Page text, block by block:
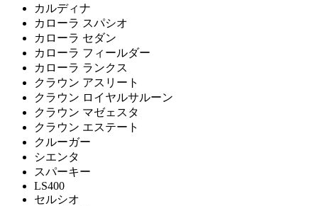
カルディナ
カローラ スパシオ
カローラ セダン
カローラ フィールダー
カローラ ランクス
クラウン アスリート
クラウン ロイヤルサルーン
クラウン マゼェスタ
クラウン エステート
クルーガー
シエンタ
スパーキー
LS400
セルシオ